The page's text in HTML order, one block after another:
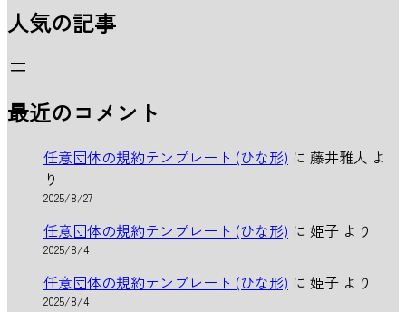
人気の記事
最近のコメント
任意団体の規約テンプレート (ひな形) に 藤井雅人 よ
り
2025/8/27
任意団体の規約テンプレート (ひな形) に 姫子 より
2025/8/4
任意団体の規約テンプレート (ひな形) に 姫子 より
2025/8/4